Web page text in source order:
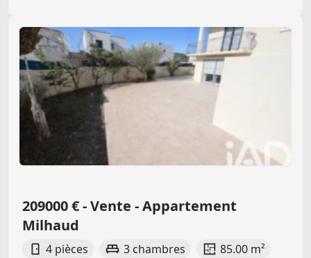
209000 € - Vente - Appartement
Milhaud
4 pièces 3 chambres
85.00 m²